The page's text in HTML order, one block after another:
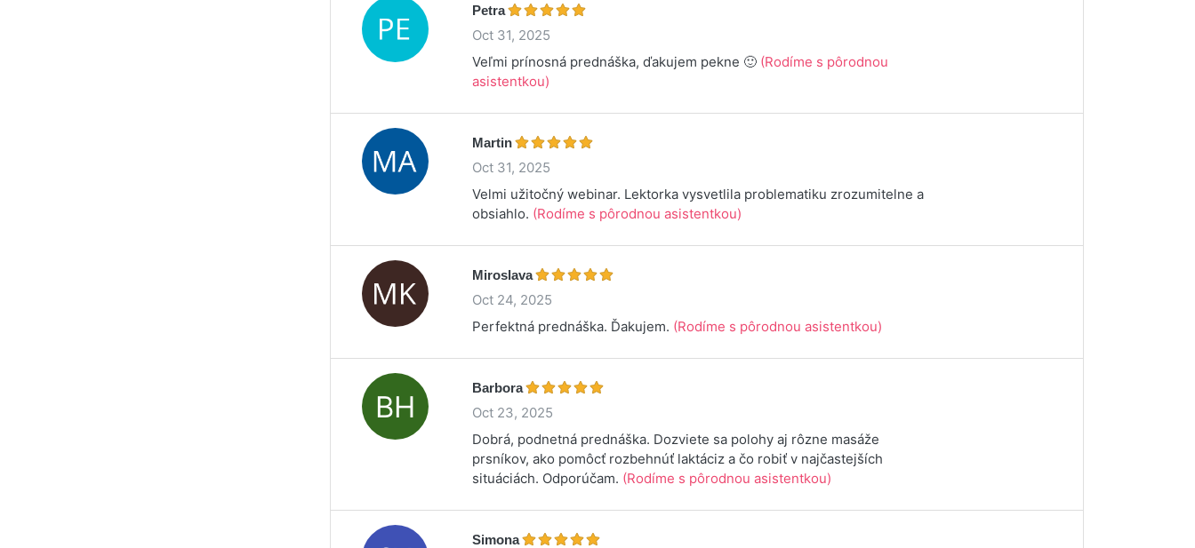
Petra
Oct 31, 2025
Veľmi prínosná prednáška, ďakujem pekne 🙂 (Rodíme s pôrodnou
asistentkou)
Martin
Oct 31, 2025
Velmi užitočný webinar. Lektorka vysvetlila problematiku zrozumitelne a
obsiahlo. (Rodíme s pôrodnou asistentkou)
Miroslava
Oct 24, 2025
Perfektná prednáška. Ďakujem. (Rodíme s pôrodnou asistentkou)
Barbora
Oct 23, 2025
Dobrá, podnetná prednáška. Dozviete sa polohy aj rôzne masáže
prsníkov, ako pomôcť rozbehnúť laktáciz a čo robiť v najčastejších
situáciách. Odporúčam. (Rodíme s pôrodnou asistentkou)
Simona